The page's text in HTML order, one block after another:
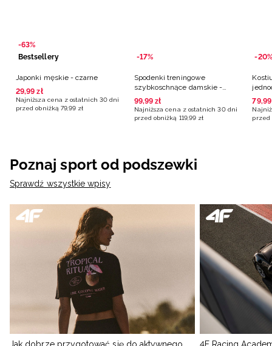
-63%
Bestsellery
Japonki męskie - czarne
29,99 zł
Najniższa cena z ostatnich 30 dni
przed obniżką 79,99 zł
-17%
Spodenki treningowe
szybkoschnące damskie -
czarne
99,99 zł
Najniższa cena z ostatnich 30 dni
przed obniżką 119,99 zł
-20%
79,99
przed
Poznaj sport od podszewki
Sprawdź wszystkie wpisy
Jak dobrze przygotować się do aktywnego
4F Racing